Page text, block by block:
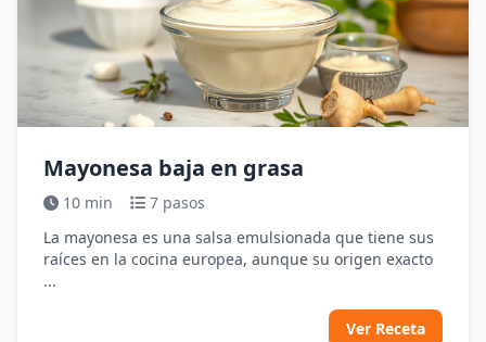
Mayonesa baja en grasa
10 min
7 pasos
La mayonesa es una salsa emulsionada que tiene sus
raíces en la cocina europea, aunque su origen exacto
...
Ver Receta